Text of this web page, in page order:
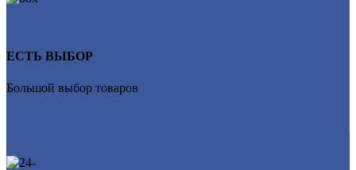
ЕСТЬ ВЫБОР
Большой выбор товаров